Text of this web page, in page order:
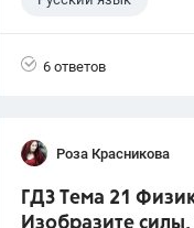
6 ответов
Роза Красникова
ГДЗ Тема 21
Изобразите